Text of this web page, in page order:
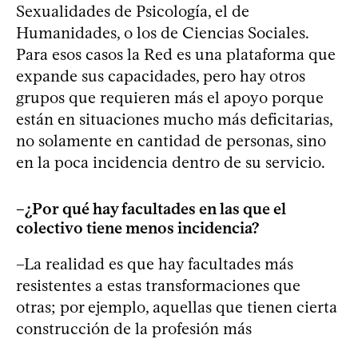
Sexualidades de Psicología, el de
Humanidades, o los de Ciencias Sociales.
Para esos casos la Red es una plataforma que
expande sus capacidades, pero hay otros
grupos que requieren más el apoyo porque
están en situaciones mucho más deficitarias,
no solamente en cantidad de personas, sino
en la poca incidencia dentro de su servicio.
–¿Por qué hay facultades en las que el
colectivo tiene menos incidencia?
–La realidad es que hay facultades más
resistentes a estas transformaciones que
otras; por ejemplo, aquellas que tienen cierta
construcción de la profesión más